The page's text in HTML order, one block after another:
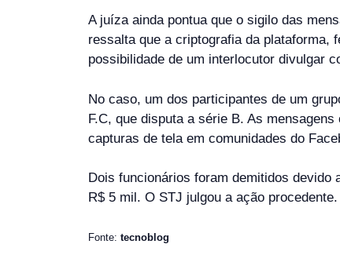
A juíza ainda pontua que o sigilo das
ressalta que a criptografia da plataforma,
possibilidade de um interlocutor divulgar
No caso, um dos participantes de um
F.C, que disputa a série B. As
capturas de tela em comunidades do
Dois funcionários foram demitidos devido
R$ 5 mil. O STJ julgou a ação procedente.
Fonte: tecnoblog